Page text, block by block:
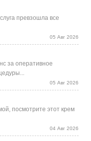
превзошла все
05 Авг 2026
за оперативное
05 Авг 2026
посмотрите этот крем
04 Авг 2026